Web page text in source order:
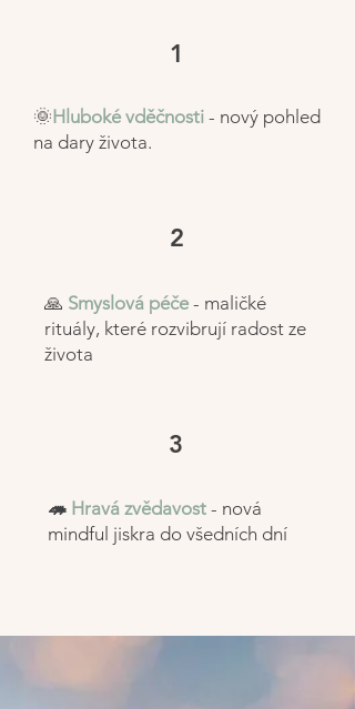
1
🌞Hluboké vděčnosti - nový pohled
na dary života.
2
🙏 Smyslová péče - maličké
rituály, které rozvibrují radost ze
života
3
🦔 Hravá zvědavost - nová
mindful jiskra do všedních dní